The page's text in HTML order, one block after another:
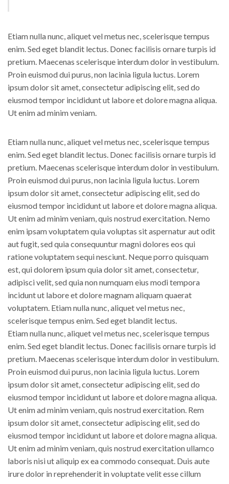
Etiam nulla nunc, aliquet vel metus nec, scelerisque tempus
enim. Sed eget blandit lectus. Donec facilisis ornare turpis id
pretium. Maecenas scelerisque interdum dolor in vestibulum.
Proin euismod dui purus, non lacinia ligula luctus. Lorem
ipsum dolor sit amet, consectetur adipiscing elit, sed do
eiusmod tempor incididunt ut labore et dolore magna aliqua.
Ut enim ad minim veniam.
Etiam nulla nunc, aliquet vel metus nec, scelerisque tempus
enim. Sed eget blandit lectus. Donec facilisis ornare turpis id
pretium. Maecenas scelerisque interdum dolor in vestibulum.
Proin euismod dui purus, non lacinia ligula luctus. Lorem
ipsum dolor sit amet, consectetur adipiscing elit, sed do
eiusmod tempor incididunt ut labore et dolore magna aliqua.
Ut enim ad minim veniam, quis nostrud exercitation. Nemo
enim ipsam voluptatem quia voluptas sit aspernatur aut odit
aut fugit, sed quia consequuntur magni dolores eos qui
ratione voluptatem sequi nesciunt. Neque porro quisquam
est, qui dolorem ipsum quia dolor sit amet, consectetur,
adipisci velit, sed quia non numquam eius modi tempora
incidunt ut labore et dolore magnam aliquam quaerat
voluptatem. Etiam nulla nunc, aliquet vel metus nec,
scelerisque tempus enim. Sed eget blandit lectus.
Etiam nulla nunc, aliquet vel metus nec, scelerisque tempus
enim. Sed eget blandit lectus. Donec facilisis ornare turpis id
pretium. Maecenas scelerisque interdum dolor in vestibulum.
Proin euismod dui purus, non lacinia ligula luctus. Lorem
ipsum dolor sit amet, consectetur adipiscing elit, sed do
eiusmod tempor incididunt ut labore et dolore magna aliqua.
Ut enim ad minim veniam, quis nostrud exercitation. Rem
ipsum dolor sit amet, consectetur adipiscing elit, sed do
eiusmod tempor incididunt ut labore et dolore magna aliqua.
Ut enim ad minim veniam, quis nostrud exercitation ullamco
laboris nisi ut aliquip ex ea commodo consequat. Duis aute
irure dolor in reprehenderit in voluptate velit esse cillum